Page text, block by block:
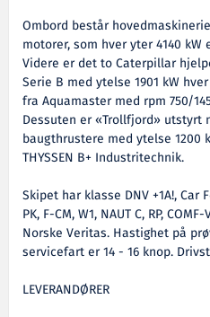
Ombord består
motorer, som hver yter 4140 kW
Videre er det to Caterpillar
Serie B med ytelse 1901 kW
fra Aquamaster med rpm 750/
Dessuten er «Trollfjord» utstyrt
baugthrustere med ytelse 1200
THYSSEN B+ Industritechnik.
Skipet har klasse DNV +1A!, Car
PK, F-CM, W1, NAUT C, RP,
Norske Veritas. Hastighet på
servicefart er 14 - 16 knop.
LEVERANDØRER